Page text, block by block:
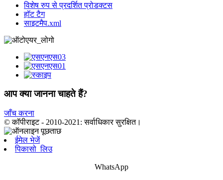
विशेष रुप से प्रदर्शित प्रोडक्टस
हॉट टैग
साइटमैप.xml
आप क्या जानना चाहते हैं?
जाँच करना
© कॉपीराइट - 2010-2021: सर्वाधिकार सुरक्षित।
ईमेल भेजें
पिकासो_लिउ
WhatsApp